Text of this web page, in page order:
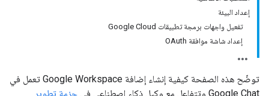
إعداد البيئة
تفعيل واجهات برمجة تطبيقات Google Cloud
إعداد شاشة موافقة OAuth
توضّح هذه الصفحة كيفية إنشاء إضافة Google Workspace تعمل في
Google Chat وتتفاعل مع وكيل ذكاء اصطناعي في
حزمة تطوير